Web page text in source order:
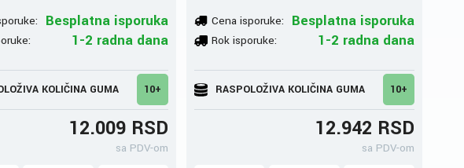
Besplatna isporuka
1-2 radna dana
KOLIČINA GUMA 10+
12.009 RSD
sa PDV-om
Cena isporuke: Besplatna isporuka
Rok isporuke: 1-2 radna dana
RASPOLOŽIVA KOLIČINA GUMA 10+
12.942 RSD
sa PDV-om